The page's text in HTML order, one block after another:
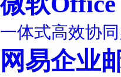
一体式高效协
网易企业